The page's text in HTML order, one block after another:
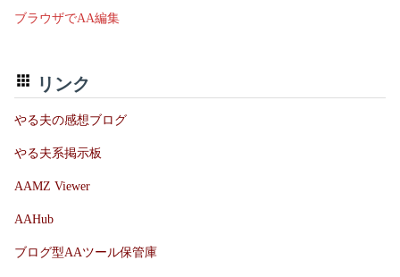
ブラウザでAA編集
リンク
やる夫の感想ブログ
やる夫系掲示板
AAMZ Viewer
AAHub
ブログ型AAツール保管庫